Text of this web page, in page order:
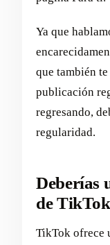
Ya que
que también
publicación
regresando,
regularidad.
Deberías
de TikTok
TikTok ofrece